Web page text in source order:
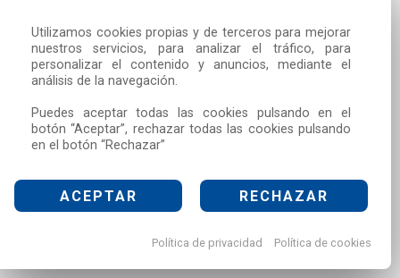
Utilizamos cookies propias y de terceros para mejorar
nuestros servicios, para analizar el tráfico, para
personalizar el contenido y anuncios, mediante el
análisis de la navegación.
Puedes aceptar todas las cookies pulsando en el
botón “Aceptar”, rechazar todas las cookies pulsando
en el botón “Rechazar”
ACEPTAR RECHAZAR
Política de privacidad Política de cookies